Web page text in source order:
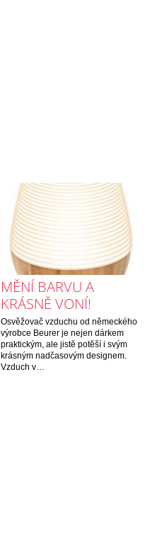
MĚNÍ BARVU A
KRÁSNĚ VONÍ!
Osvěžovač vzduchu od německého
výrobce Beurer je nejen dárkem
praktickým, ale jistě potěší i svým
krásným nadčasovým designem.
Vzduch v…